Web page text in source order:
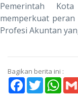
Pemerintah
memperkuat peran
Profesi Akuntan
Bagikan berita ini :
Facebook
Twitter